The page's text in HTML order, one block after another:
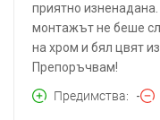
приятно
монтажът не беше
на хром и бял цвят
Препоръчвам!
Предимства
-